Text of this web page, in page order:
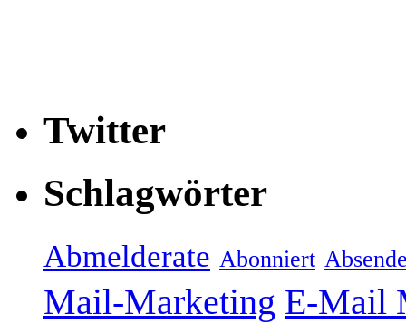
Twitter
Schlagwörter
Abmelderate Abonniert
Mail-Marketing E-Mail